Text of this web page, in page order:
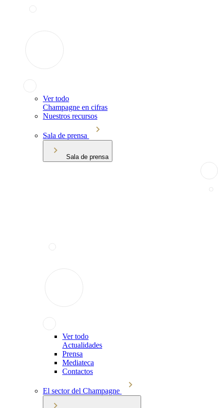
Ver todo
Champagne en cifras
Nuestros recursos
Sala de prensa
Sala de prensa
Ver todo
Actualidades
Prensa
Mediateca
Contactos
El sector del Champagne